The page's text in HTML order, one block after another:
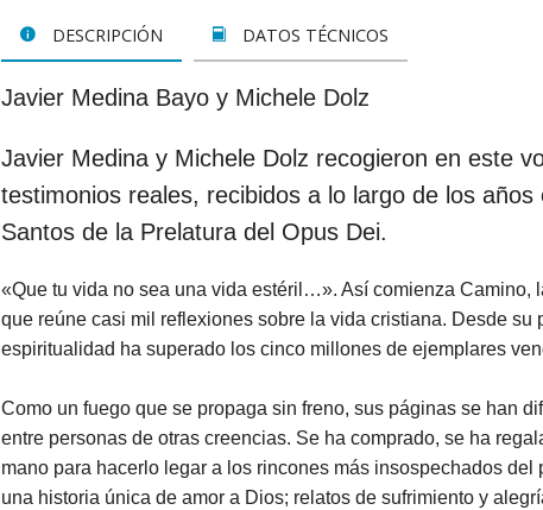
DOCUMENTALES
INFANTIL
JUVENIL
SAN JOSEMARÍA
EDUCACIÓN Y FAMILIA
CATEQUESIS
ÁLVARO DEL PORTILLO
VARIOS
INFANTIL Y JUVENIL
ADULTOS
PARA REZAR...
VER TODOS
ESPIRITUALIDAD Y DOCTRINA
AÑO DE LA FE
EDUCACIÓN Y FAMILIA
INFANTIL
HAGIOGRAFÍA Y BIOGRAFIAS
SAN JOSEMARÍA
JUEGOS CATÓLICOS
CHRISTMAS
EBOOKS
SUSCRIPCION DIGITAL
DESCRIPCIÓN DATOS TÉCNICOS
Javier Medina Bayo y Michele Dolz
Javier Medina y Michele Dolz recogieron en este
testimonios reales, recibidos a lo largo de los
Santos de la Prelatura del Opus Dei.
«Que tu vida no sea una vida estéril…». Así comienza Camino,
que reúne casi mil reflexiones sobre la vida cristiana. Desde
espiritualidad ha superado los cinco millones de ejemplares
Como un fuego que se propaga sin freno, sus páginas se han
entre personas de otras creencias. Se ha comprado, se ha
mano para hacerlo legar a los rincones más insospechados
una historia única de amor a Dios; relatos de sufrimiento y